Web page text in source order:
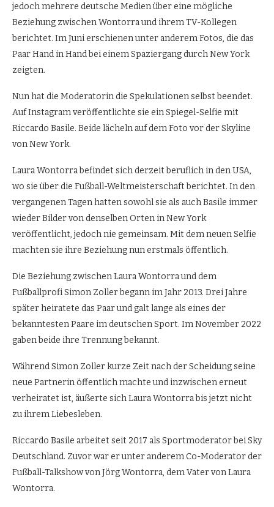
jedoch mehrere deutsche Medien über eine mögliche
Beziehung zwischen Wontorra und ihrem TV-Kollegen
berichtet. Im Juni erschienen unter anderem Fotos, die das
Paar Hand in Hand bei einem Spaziergang durch New York
zeigten.
Nun hat die Moderatorin die Spekulationen selbst beendet.
Auf Instagram veröffentlichte sie ein Spiegel-Selfie mit
Riccardo Basile. Beide lächeln auf dem Foto vor der Skyline
von New York.
Laura Wontorra befindet sich derzeit beruflich in den USA,
wo sie über die Fußball-Weltmeisterschaft berichtet. In den
vergangenen Tagen hatten sowohl sie als auch Basile immer
wieder Bilder von denselben Orten in New York
veröffentlicht, jedoch nie gemeinsam. Mit dem neuen Selfie
machten sie ihre Beziehung nun erstmals öffentlich.
Die Beziehung zwischen Laura Wontorra und dem
Fußballprofi Simon Zoller begann im Jahr 2013. Drei Jahre
später heiratete das Paar und galt lange als eines der
bekanntesten Paare im deutschen Sport. Im November 2022
gaben beide ihre Trennung bekannt.
Während Simon Zoller kurze Zeit nach der Scheidung seine
neue Partnerin öffentlich machte und inzwischen erneut
verheiratet ist, äußerte sich Laura Wontorra bis jetzt nicht
zu ihrem Liebesleben.
Riccardo Basile arbeitet seit 2017 als Sportmoderator bei Sky
Deutschland. Zuvor war er unter anderem Co-Moderator der
Fußball-Talkshow von Jörg Wontorra, dem Vater von Laura
Wontorra.